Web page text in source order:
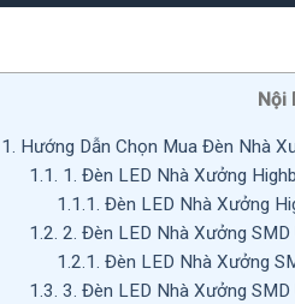
Nội
1. Hướng Dẫn Chọn Mua Đèn Nhà
1.1. 1. Đèn LED Nhà Xưởng
1.1.1. Đèn LED Nhà Xưởng
1.2. 2. Đèn LED Nhà Xưởng
1.2.1. Đèn LED Nhà Xưởng
1.3. 3. Đèn LED Nhà Xưởng